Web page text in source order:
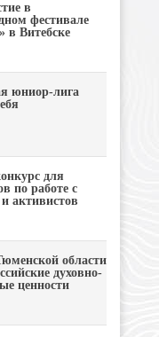
в
фестивале
в Витебске
юниор-лига
для
по работе с
активистов
области
духовно-
ценности